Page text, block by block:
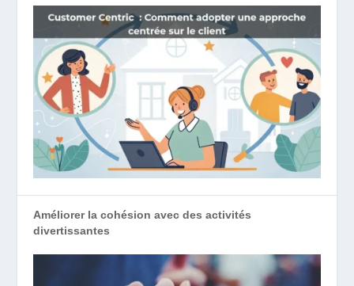
Améliorer la cohésion avec des activités
divertissantes